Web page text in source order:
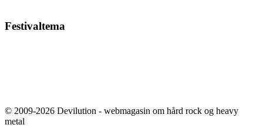
Festivaltema
© 2009-2026 Devilution - webmagasin om hård rock og heavy
metal